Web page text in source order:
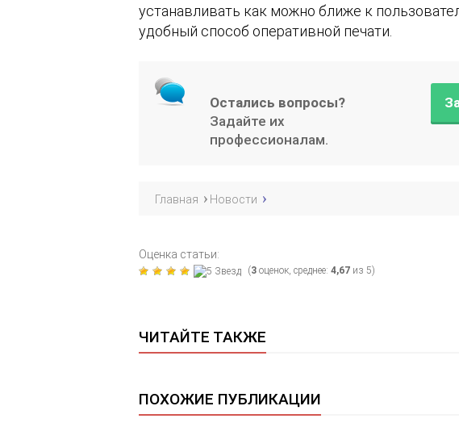
устанавливать как можно ближе к
удобный способ оперативной печати.
Остались вопросы?
Задайте их
профессионалам.
Главная Новости
Оценка статьи:
(3 оценок, среднее: 4,67 из 5)
ЧИТАЙТЕ ТАКЖЕ
ПОХОЖИЕ ПУБЛИКАЦИИ